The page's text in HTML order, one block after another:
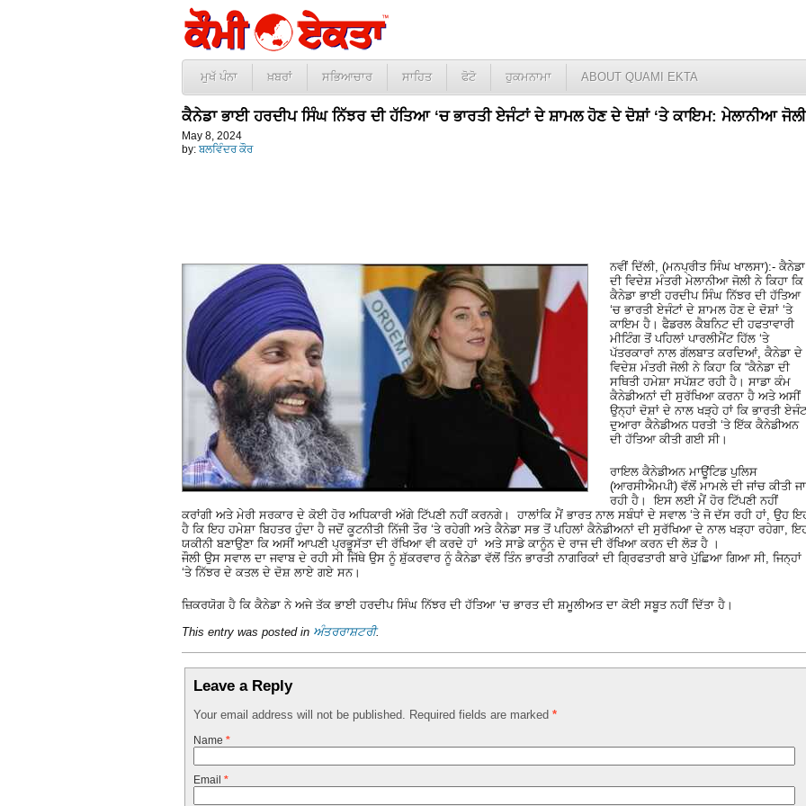
ਮੁਖੱ ਪੰਨਾ ਖ਼ਬਰਾਂ ਸਭਿਆਚਾਰ ਸਾਹਿਤ ਫੋਟੋ ਹੁਕਮਨਾਮਾ ABOUT QUAMI EKTA
ਕੈਨੇਡਾ ਭਾਈ ਹਰਦੀਪ ਸਿੰਘ ਨਿੱਝਰ ਦੀ ਹੱਤਿਆ ‘ਚ ਭਾਰਤੀ ਏਜੰਟਾਂ ਦੇ ਸ਼ਾਮਲ ਹੋਣ ਦੇ ਦੋਸ਼ਾਂ ‘ਤੇ ਕਾਇਮ: ਮੇਲਾਨੀਆ ਜੋਲੀ
May 8, 2024
by: ਬਲਵਿੰਦਰ ਕੌਰ
ਨਵੀਂ ਦਿੱਲੀ, (ਮਨਪ੍ਰੀਤ ਸਿੰਘ ਖਾਲਸਾ):- ਕੈਨੇਡਾ
ਦੀ ਵਿਦੇਸ਼ ਮੰਤਰੀ ਮੇਲਾਨੀਆ ਜੋਲੀ ਨੇ ਕਿਹਾ ਕਿ
ਕੈਨੇਡਾ ਭਾਈ ਹਰਦੀਪ ਸਿੰਘ ਨਿੱਝਰ ਦੀ ਹੱਤਿਆ
‘ਚ ਭਾਰਤੀ ਏਜੰਟਾਂ ਦੇ ਸ਼ਾਮਲ ਹੋਣ ਦੇ ਦੋਸ਼ਾਂ ‘ਤੇ
ਕਾਇਮ ਹੈ। ਫੈਡਰਲ ਕੈਬਨਿਟ ਦੀ ਹਫਤਾਵਾਰੀ
ਮੀਟਿੰਗ ਤੋਂ ਪਹਿਲਾਂ ਪਾਰਲੀਮੈਂਟ ਹਿੱਲ ‘ਤੇ
ਪੱਤਰਕਾਰਾਂ ਨਾਲ ਗੱਲਬਾਤ ਕਰਦਿਆਂ, ਕੈਨੇਡਾ ਦੇ
ਵਿਦੇਸ਼ ਮੰਤਰੀ ਜੋਲੀ ਨੇ ਕਿਹਾ ਕਿ “ਕੈਨੇਡਾ ਦੀ
ਸਥਿਤੀ ਹਮੇਸ਼ਾ ਸਪੱਸ਼ਟ ਰਹੀ ਹੈ। ਸਾਡਾ ਕੰਮ
ਕੈਨੇਡੀਅਨਾਂ ਦੀ ਸੁਰੱਖਿਆ ਕਰਨਾ ਹੈ ਅਤੇ ਅਸੀਂ
ਉਨ੍ਹਾਂ ਦੋਸ਼ਾਂ ਦੇ ਨਾਲ ਖੜ੍ਹੇ ਹਾਂ ਕਿ ਭਾਰਤੀ
ਦੁਆਰਾ ਕੈਨੇਡੀਅਨ ਧਰਤੀ ‘ਤੇ ਇੱਕ ਕੈਨੇਡੀਅਨ
ਦੀ ਹੱਤਿਆ ਕੀਤੀ ਗਈ ਸੀ।
ਰਾਇਲ ਕੈਨੇਡੀਅਨ ਮਾਊਂਟਿਡ ਪੁਲਿਸ
(ਆਰਸੀਐਮਪੀ) ਵੱਲੋਂ ਮਾਮਲੇ ਦੀ ਜਾਂਚ ਕੀਤੀ ਜਾ
ਰਹੀ ਹੈ। ਇਸ ਲਈ ਮੈਂ ਹੋਰ ਟਿੱਪਣੀ ਨਹੀਂ
ਕਰਾਂਗੀ ਅਤੇ ਮੇਰੀ ਸਰਕਾਰ ਦੇ ਕੋਈ ਹੋਰ ਅਧਿਕਾਰੀ ਅੱਗੇ ਟਿੱਪਣੀ ਨਹੀਂ ਕਰਨਗੇ। ਹਾਲਾਂਕਿ ਮੈਂ ਭਾਰਤ ਨਾਲ ਸਬੰਧਾਂ ਦੇ ਸਵਾਲ ‘ਤੇ ਜੋ ਦੱਸ ਰਹੀ ਹਾਂ, ਉਹ
ਹੈ ਕਿ ਇਹ ਹਮੇਸ਼ਾ ਬਿਹਤਰ ਹੁੰਦਾ ਹੈ ਜਦੋਂ ਕੂਟਨੀਤੀ ਨਿੱਜੀ ਤੌਰ ‘ਤੇ ਰਹੇਗੀ ਅਤੇ ਕੈਨੇਡਾ ਸਭ ਤੋਂ ਪਹਿਲਾਂ ਕੈਨੇਡੀਅਨਾਂ ਦੀ ਸੁਰੱਖਿਆ ਦੇ ਨਾਲ ਖੜ੍ਹਾ ਰਹੇਗਾ,
ਯਕੀਨੀ ਬਣਾਉਣਾ ਕਿ ਅਸੀਂ ਆਪਣੀ ਪ੍ਰਭੂਸੱਤਾ ਦੀ ਰੱਖਿਆ ਵੀ ਕਰਦੇ ਹਾਂ ਅਤੇ ਸਾਡੇ ਕਾਨੂੰਨ ਦੇ ਰਾਜ ਦੀ ਰੱਖਿਆ ਕਰਨ ਦੀ ਲੋੜ ਹੈ ।
ਜੌਲੀ ਉਸ ਸਵਾਲ ਦਾ ਜਵਾਬ ਦੇ ਰਹੀ ਸੀ ਜਿੱਥੇ ਉਸ ਨੂੰ ਸ਼ੁੱਕਰਵਾਰ ਨੂੰ ਕੈਨੇਡਾ ਵੱਲੋਂ ਤਿੰਨ ਭਾਰਤੀ ਨਾਗਰਿਕਾਂ ਦੀ ਗ੍ਰਿਫਤਾਰੀ ਬਾਰੇ ਪੁੱਛਿਆ ਗਿਆ ਸੀ, ਜਿਨ੍ਹਾਂ
‘ਤੇ ਨਿੱਝਰ ਦੇ ਕਤਲ ਦੇ ਦੋਸ਼ ਲਾਏ ਗਏ ਸਨ।
ਜ਼ਿਕਰਯੋਗ ਹੈ ਕਿ ਕੈਨੇਡਾ ਨੇ ਅਜੇ ਤੱਕ ਭਾਈ ਹਰਦੀਪ ਸਿੰਘ ਨਿੱਝਰ ਦੀ ਹੱਤਿਆ ‘ਚ ਭਾਰਤ ਦੀ ਸ਼ਮੂਲੀਅਤ ਦਾ ਕੋਈ ਸਬੂਤ ਨਹੀਂ ਦਿੱਤਾ ਹੈ।
This entry was posted in ਅੰਤਰਰਾਸ਼ਟਰੀ.
Leave a Reply
Your email address will not be published. Required fields are marked *
Name *
Email *